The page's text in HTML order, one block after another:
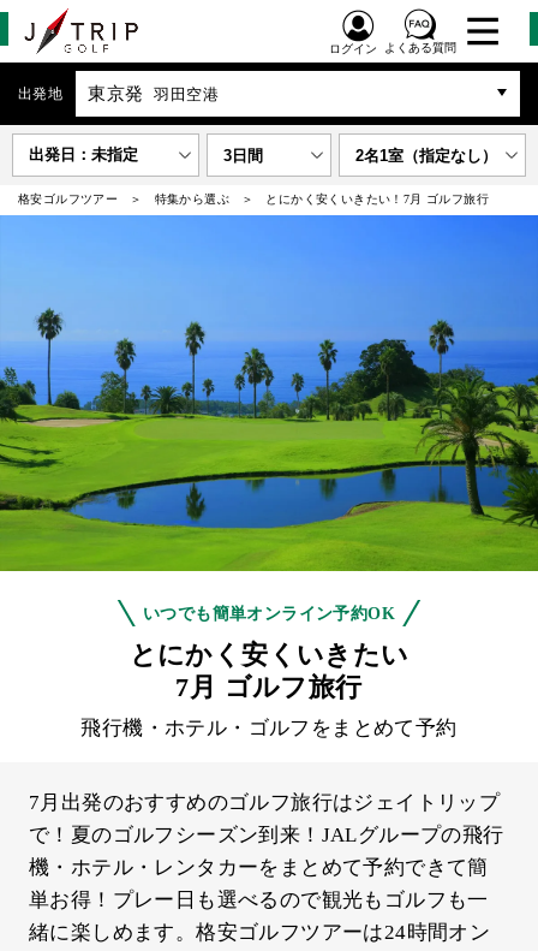
ログイン よくある質問
出発地 東京発 羽田空港
出発日：未指定 3日間 2名1室（指定なし）
格安ゴルフツアー 特集から選ぶ とにかく安くいきたい！7月 ゴルフ旅行
いつでも簡単オンライン予約OK
とにかく安くいきたい
7月 ゴルフ旅行
飛行機・ホテル・ゴルフをまとめて予約
7月出発のおすすめのゴルフ旅行はジェイトリップ
で！夏のゴルフシーズン到来！JALグループの飛行
機・ホテル・レンタカーをまとめて予約できて簡
単お得！プレー日も選べるので観光もゴルフも一
緒に楽しめます。格安ゴルフツアーは24時間オン